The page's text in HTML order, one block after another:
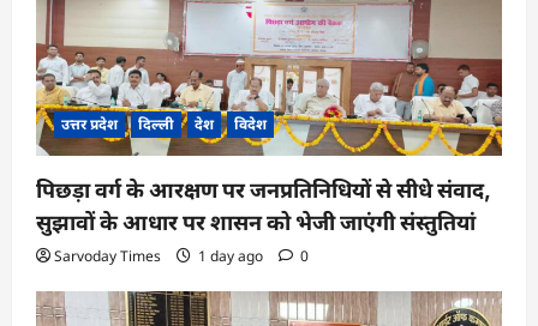
o
n
उत्तर प्रदेश दिल्ली देश विदेश
पिछड़ा वर्ग के आरक्षण पर जनप्रतिनिधियों से सीधे संवाद,
सुझावों के आधार पर शासन को भेजी जाएंगी संस्तुतियां
Sarvoday Times 1 day ago 0